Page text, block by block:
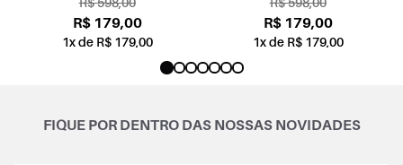
R$ 179,00
1x de R$ 179,00
R$ 179,00
1x de R$ 179,00
FIQUE POR DENTRO DAS NOSSAS NOVIDADES